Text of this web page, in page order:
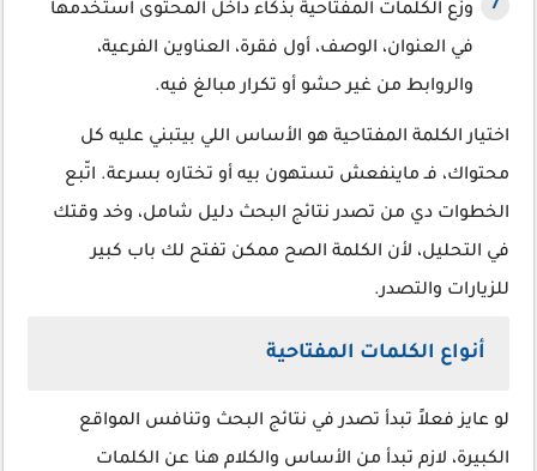
وزّع الكلمات المفتاحية بذكاء داخل المحتوى استخدمها
في العنوان، الوصف، أول فقرة، العناوين الفرعية،
والروابط من غير حشو أو تكرار مبالغ فيه.
اختيار الكلمة المفتاحية هو الأساس اللي بيتبني عليه كل
محتواك، فـ ماينفعش تستهون بيه أو تختاره بسرعة. اتّبع
الخطوات دي من تصدر نتائج البحث دليل شامل، وخد وقتك
في التحليل، لأن الكلمة الصح ممكن تفتح لك باب كبير
للزيارات والتصدر.
أنواع الكلمات المفتاحية
لو عايز فعلاً تبدأ تصدر في نتائج البحث وتنافس المواقع
الكبيرة، لازم تبدأ من الأساس والكلام هنا عن الكلمات